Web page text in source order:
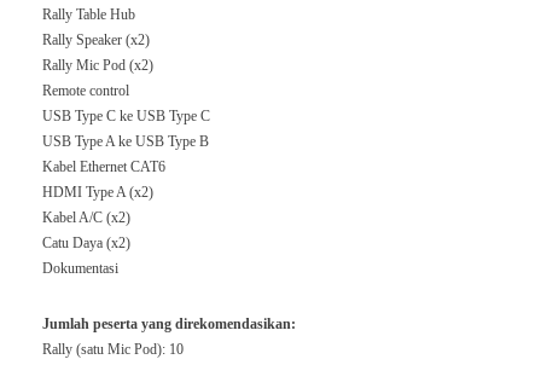
Rally Table Hub
Rally Speaker (x2)
Rally Mic Pod (x2)
Remote control
USB Type C ke USB Type C
USB Type A ke USB Type B
Kabel Ethernet CAT6
HDMI Type A (x2)
Kabel A/C (x2)
Catu Daya (x2)
Dokumentasi
Jumlah peserta yang direkomendasikan:
Rally (satu Mic Pod): 10